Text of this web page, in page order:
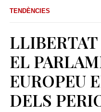
TENDÈNCIES
EL
EUROPEU
DELS